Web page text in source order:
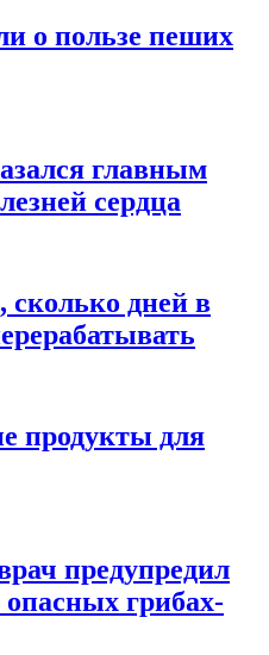
о пользе пеших
главным
сердца
сколько дней в
продукты для
предупредил
опасных грибах-